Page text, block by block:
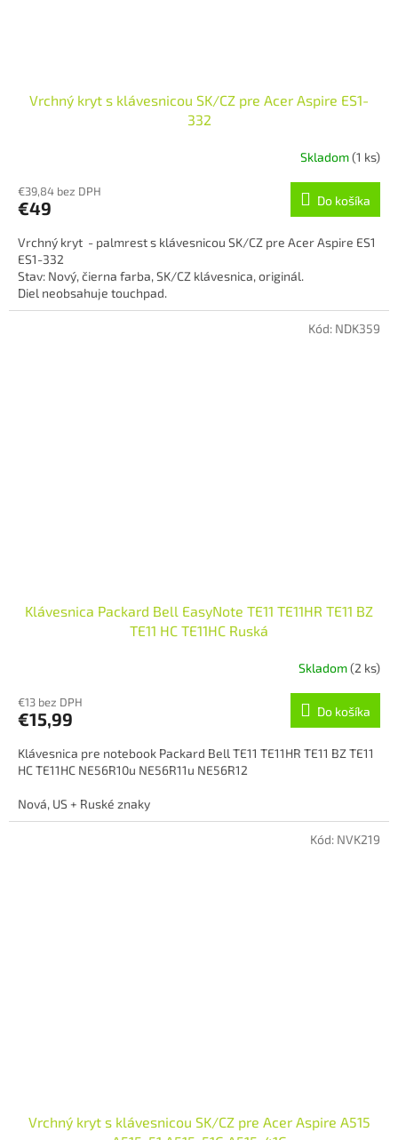
Vrchný kryt s klávesnicou SK/CZ pre Acer Aspire ES1-
332
Skladom(1 ks)
€39,84 bez DPH
€49 Do košíka
Vrchný kryt - palmrest s klávesnicou SK/CZ pre Acer Aspire ES1
ES1-332
Stav: Nový, čierna farba, SK/CZ klávesnica, originál.
Diel neobsahuje touchpad.
Klávesnica Packard Bell EasyNote TE11 TE11HR TE11 BZ
TE11 HC TE11HC Ruská
Skladom(2 ks)
€13 bez DPH
€15,99 Do košíka
Klávesnica pre notebook Packard Bell TE11 TE11HR TE11 BZ TE11
HC TE11HC NE56R10u NE56R11u NE56R12
Nová, US + Ruské znaky
Kód: NDK359
Vrchný kryt s klávesnicou SK/CZ pre Acer Aspire A515
Kód: NVK219